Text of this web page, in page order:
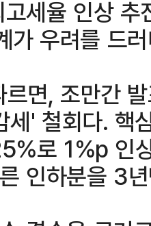
세율 인상
가 우려를 드
면, 조만간
세' 철회다. 핵
로 1%p 인
인하분을 3